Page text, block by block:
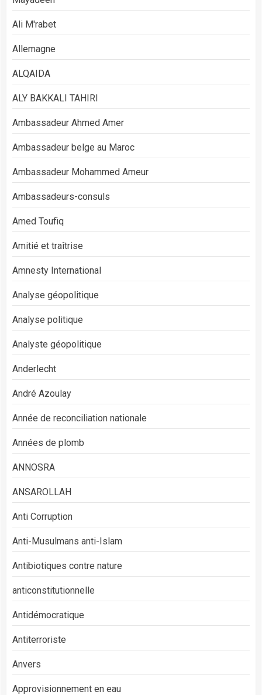
Ali M'rabet
Allemagne
ALQAIDA
ALY BAKKALI TAHIRI
Ambassadeur Ahmed Amer
Ambassadeur belge au Maroc
Ambassadeur Mohammed Ameur
Ambassadeurs-consuls
Amed Toufiq
Amitié et traîtrise
Amnesty International
Analyse géopolitique
Analyse politique
Analyste géopolitique
Anderlecht
André Azoulay
Année de reconciliation nationale
Années de plomb
ANNOSRA
ANSAROLLAH
Anti Corruption
Anti-Musulmans anti-Islam
Antibiotiques contre nature
anticonstitutionnelle
Antidémocratique
Antiterroriste
Anvers
Approvisionnement en eau